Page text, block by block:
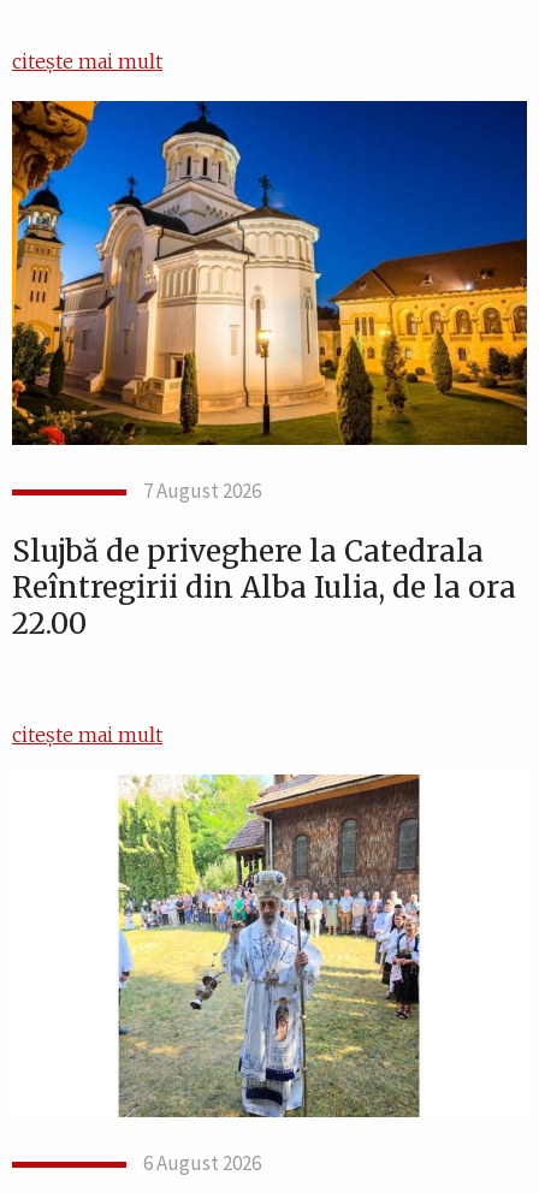
citește mai mult
7 August 2026
Slujbă de priveghere la Catedrala
Reîntregirii din Alba Iulia, de la ora
22.00
citește mai mult
6 August 2026